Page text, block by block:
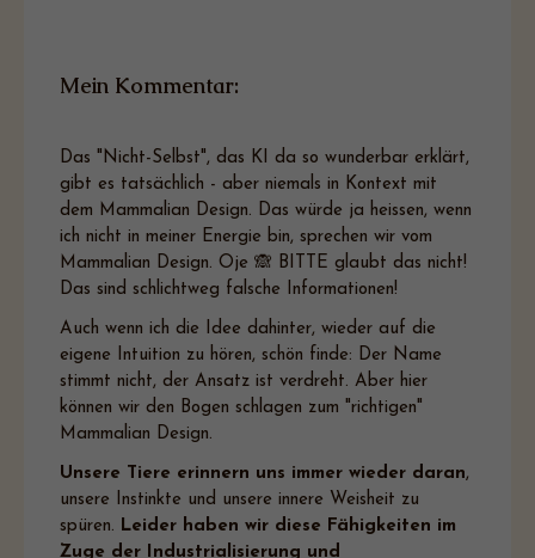
Mein Kommentar:
Das "Nicht-Selbst", das KI da so wunderbar erklärt,
gibt es tatsächlich - aber niemals in Kontext mit
dem Mammalian Design. Das würde ja heissen, wenn
ich nicht in meiner Energie bin, sprechen wir vom
Mammalian Design. Oje 🙈 BITTE glaubt das nicht!
Das sind schlichtweg falsche Informationen!
Auch wenn ich die Idee dahinter, wieder auf die
eigene Intuition zu hören, schön finde: Der Name
stimmt nicht, der Ansatz ist verdreht. Aber hier
können wir den Bogen schlagen zum "richtigen"
Mammalian Design.
Unsere Tiere erinnern uns immer wieder daran,
unsere Instinkte und unsere innere Weisheit zu
spüren. Leider haben wir diese Fähigkeiten im
Zuge der Industrialisierung und